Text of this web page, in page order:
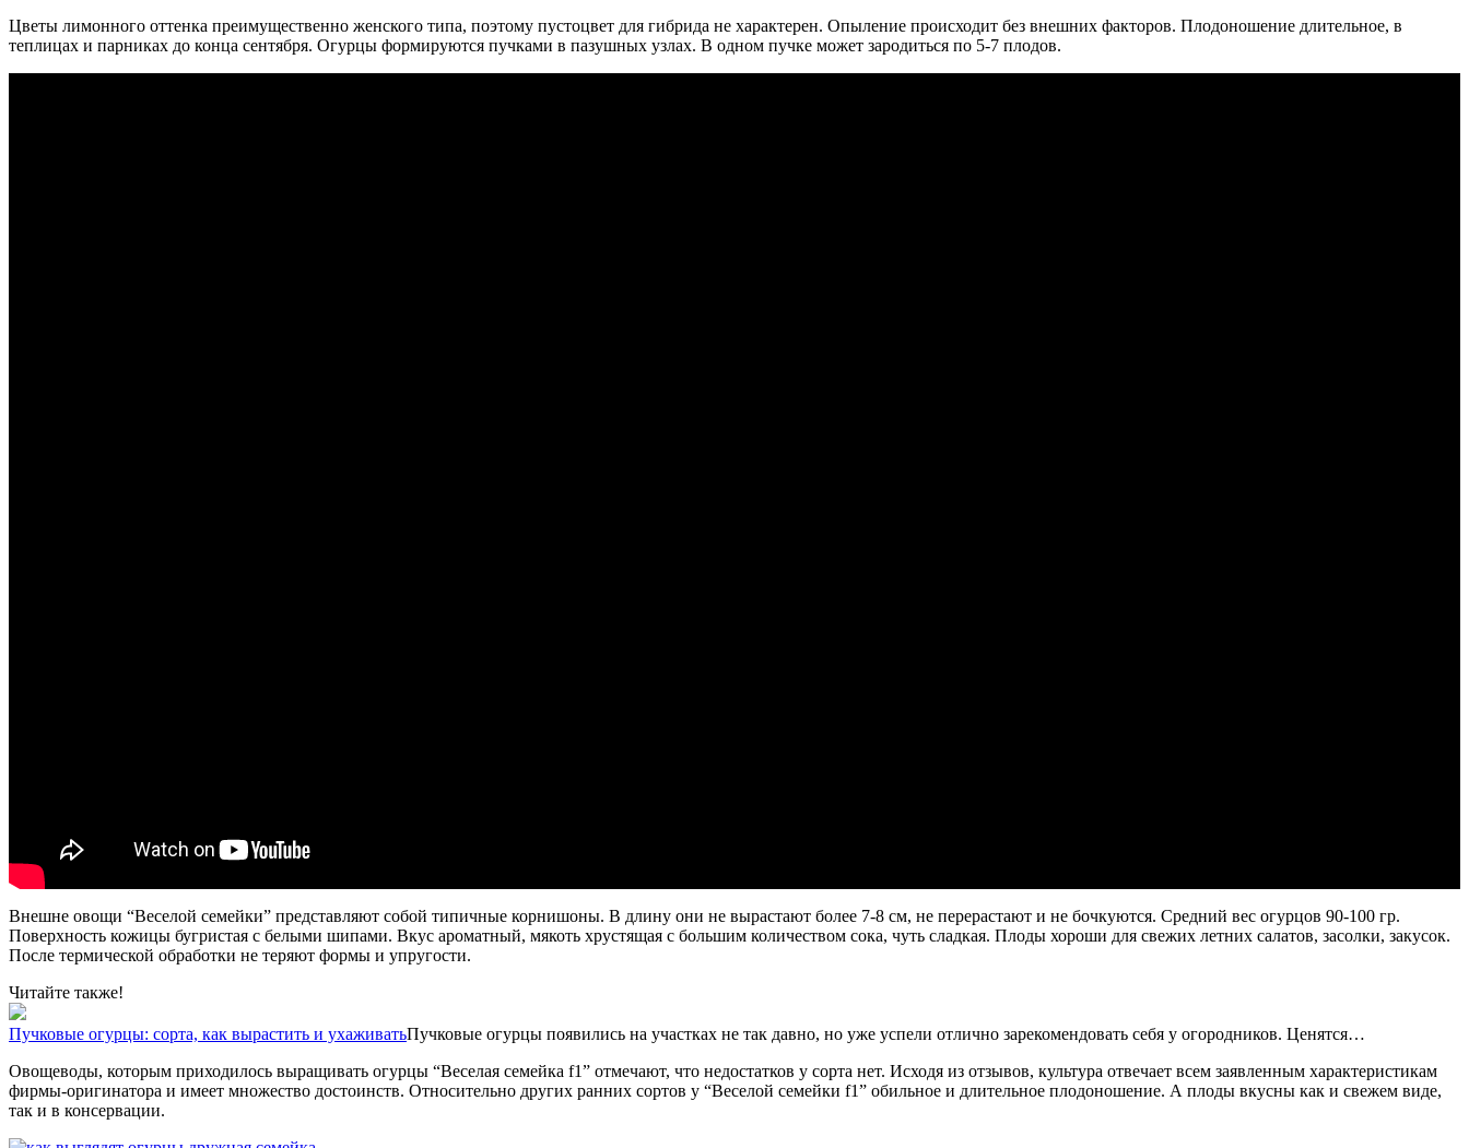
Цветы лимонного оттенка преимущественно женского типа, поэтому пустоцвет для гибрида не характерен. Опыление происходит без внешних факторов. Плодоношение длительное, в
теплицах и парниках до конца сентября. Огурцы формируются пучками в пазушных узлах. В одном пучке может зародиться по 5-7 плодов.
Внешне овощи “Веселой семейки” представляют собой типичные корнишоны. В длину они не вырастают более 7-8 см, не перерастают и не бочкуются. Средний вес огурцов 90-100 гр.
Поверхность кожицы бугристая с белыми шипами. Вкус ароматный, мякоть хрустящая с большим количеством сока, чуть сладкая. Плоды хороши для свежих летних салатов, засолки, закусок.
После термической обработки не теряют формы и упругости.
Читайте также!
Пучковые огурцы: сорта, как вырастить и ухаживатьПучковые огурцы появились на участках не так давно, но уже успели отлично зарекомендовать себя у огородников. Ценятся…
Овощеводы, которым приходилось выращивать огурцы “Веселая семейка f1” отмечают, что недостатков у сорта нет. Исходя из отзывов, культура отвечает всем заявленным характеристикам
фирмы-оригинатора и имеет множество достоинств. Относительно других ранних сортов у “Веселой семейки f1” обильное и длительное плодоношение. А плоды вкусны как и свежем виде,
так и в консервации.